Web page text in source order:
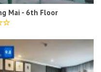
Mai - 6th Floor